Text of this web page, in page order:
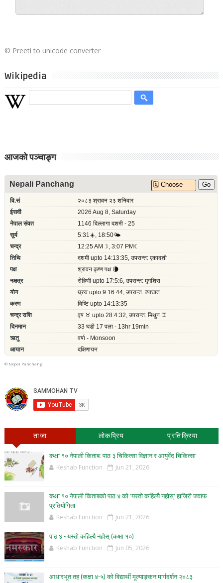
© Preeti to unicode converter
Wikipedia
आजको पञ्चाङ्ग
© Nepal Panchang
ताजा लोकप्रिय प्रतिक्रिया
कक्षा १० नेपाली किताब: पाठ ३ चिकित्सा विज्ञान र आयुर्वेद चिकित्सा
Keshab Function Jun 21, 2026
कक्षा १० नेपाली किताबको पाठ ४ को 'यस्तो कहिल्यै नहोस्' हाजिरी जवाफ
प्रतियोगिता
Keshab Function Jun 21, 2026
पाठ ४ - यस्तो कहिल्यै नहोस् (कक्षा १०)
Keshab Function Jun 05, 2026
आधारभूत तह (कक्षा ४-५) को विद्यार्थी मूल्याङ्कन मार्गदर्शन २०८३